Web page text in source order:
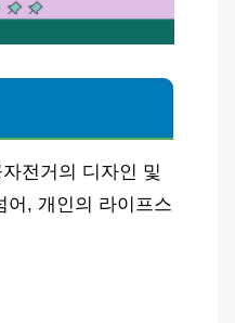
전거의 디자인 및
어, 개인의 라이프스